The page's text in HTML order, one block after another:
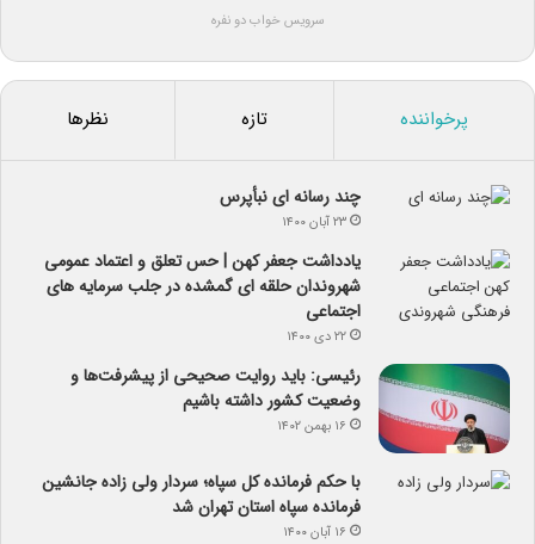
سرویس خواب دو نفره
پرخواننده تازه نظرها
چند رسانه ای نبأپرس
۲۳ آبان ۱۴۰۰
یادداشت جعفر کهن | حس تعلق و اعتماد عمومی
شهروندان حلقه ای گمشده در جلب سرمایه های
اجتماعی
۲۲ دی ۱۴۰۰
رئیسی: باید روایت صحیحی از پیشرفت‌ها و
وضعیت کشور داشته باشیم
۱۶ بهمن ۱۴۰۲
با حکم فرمانده کل سپاه؛ سردار ولی زاده جانشین
فرمانده سپاه استان تهران شد
۱۶ آبان ۱۴۰۰